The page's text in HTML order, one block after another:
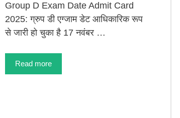
Group D Exam Date Admit Card
2025: ग्रुप डी एग्जाम डेट आधिकारिक रूप
से जारी हो चुका है 17 नवंबर …
Read more